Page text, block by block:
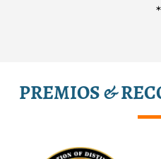
*
PREMIOS &